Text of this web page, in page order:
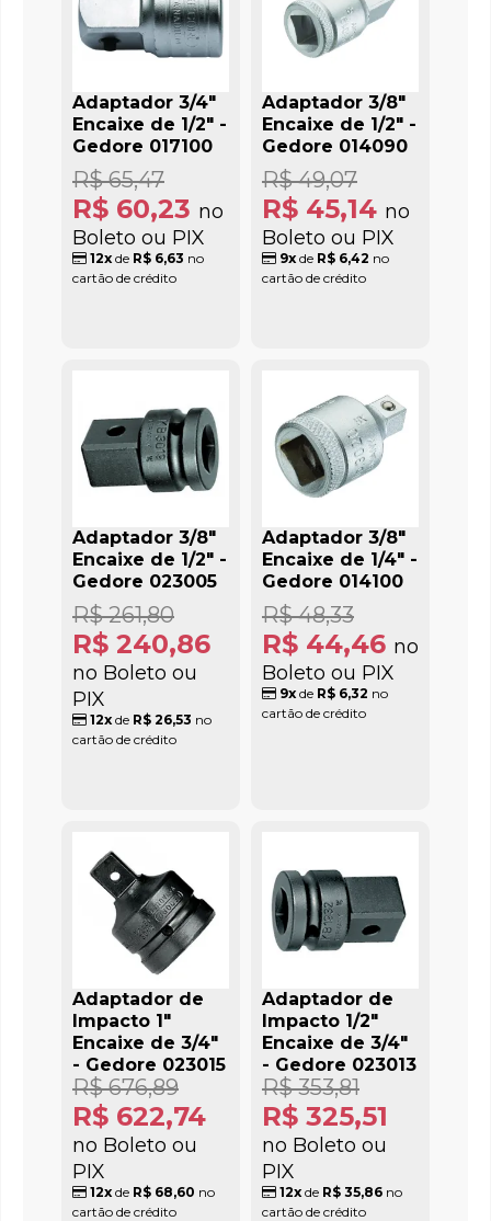
Adaptador 3/4"
Encaixe de 1/2" -
Gedore 017100
R$ 60,23 no
Boleto ou PIX
R$ 65,47
12x de R$ 6,63 no
cartão de crédito
Adaptador 3/8"
Encaixe de 1/2" -
Gedore 014090
R$ 45,14 no
Boleto ou PIX
R$ 49,07
9xde R$ 6,42 no
cartão de crédito
Adaptador 3/8"
Encaixe de 1/2" -
Gedore 023005
R$ 240,86
no Boleto ou
PIX
R$ 261,80
12x de R$ 26,53 no
cartão de crédito
Adaptador 3/8"
Encaixe de 1/4" -
Gedore 014100
R$ 44,46 no
Boleto ou PIX
R$ 48,33
9xde R$ 6,32 no
cartão de crédito
Adaptador de
Impacto 1"
Encaixe de 3/4"
- Gedore 023015
R$ 622,74
no Boleto ou
PIX
R$ 676,89
12x de R$ 68,60 no
cartão de crédito
Adaptador de
Impacto 1/2"
Encaixe de 3/4"
- Gedore 023013
R$ 325,51
no Boleto ou
PIX
R$ 353,81
12xde R$ 35,86no
cartão de crédito